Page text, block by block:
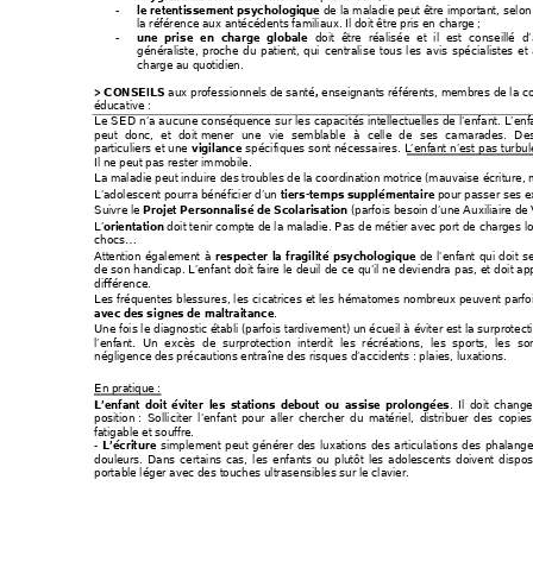
- le retentissement psychologique de la maladie peut être important,
la référence aux antécédents familiaux. Il doit être pris en charge ;
- une prise en charge globale doit être réalisée et il est conseillé
généraliste, proche du patient, qui centralise tous les avis spécialistes et
charge au quotidien.
> CONSEILS aux professionnels de santé, enseignants référents, membres de la
éducative :
Le SED n’a aucune conséquence sur les capacités intellectuelles de l’enfant.
peut donc, et doit mener une vie semblable à celle de ses camarades.
particuliers et une vigilance spécifiques sont nécessaires. L’enfant n’est pas
Il ne peut pas rester immobile.
La maladie peut induire des troubles de la coordination motrice (mauvaise écriture,
L’adolescent pourra bénéficier d’un tiers-temps supplémentaire pour passer ses
Suivre le Projet Personnalisé de Scolarisation (parfois besoin d’une Auxiliaire
L’orientation doit tenir compte de la maladie. Pas de métier avec port de charges
chocs…
Attention également à respecter la fragilité psychologique de l’enfant qui doit
de son handicap. L’enfant doit faire le deuil de ce qu’il ne deviendra pas, et doit
différence.
Les fréquentes blessures, les cicatrices et les hématomes nombreux peuvent
avec des signes de maltraitance.
Une fois le diagnostic établi (parfois tardivement) un écueil à éviter est la
l’enfant. Un excès de surprotection interdit les récréations, les sports, les
négligence des précautions entraîne des risques d’accidents : plaies, luxations.
En pratique :
L’enfant doit éviter les stations debout ou assise prolongées. Il doit
position : Solliciter l’enfant pour aller chercher du matériel, distribuer des copie
fatigable et souffre.
- L’écriture simplement peut générer des luxations des articulations des ph
douleurs. Dans certains cas, les enfants ou plutôt les adolescents doivent
portable léger avec des touches ultrasensibles sur le clavier.